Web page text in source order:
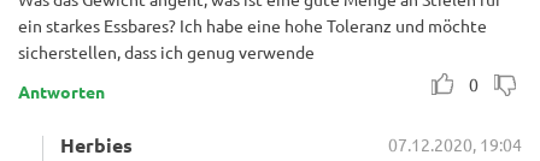
ein starkes Essbares? Ich habe eine hohe Toleranz und möchte
sicherstellen, dass ich genug verwende
0
Antworten
Herbies
07.12.2020, 19:04